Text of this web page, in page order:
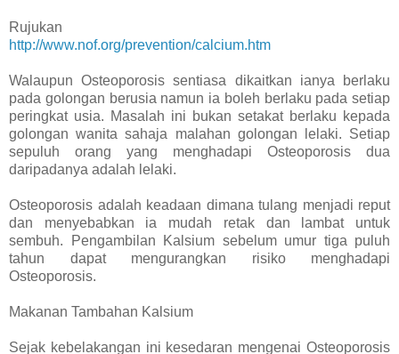
Rujukan
http://www.nof.org/prevention/calcium.htm
Walaupun Osteoporosis sentiasa dikaitkan ianya berlaku
pada golongan berusia namun ia boleh berlaku pada setiap
peringkat usia. Masalah ini bukan setakat berlaku kepada
golongan wanita sahaja malahan golongan lelaki. Setiap
sepuluh orang yang menghadapi Osteoporosis dua
daripadanya adalah lelaki.
Osteoporosis adalah keadaan dimana tulang menjadi reput
dan menyebabkan ia mudah retak dan lambat untuk
sembuh. Pengambilan Kalsium sebelum umur tiga puluh
tahun dapat mengurangkan risiko menghadapi
Osteoporosis.
Makanan Tambahan Kalsium
Sejak kebelakangan ini kesedaran mengenai Osteoporosis